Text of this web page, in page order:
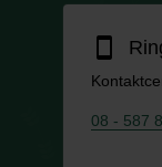
smartphone
08 - 587